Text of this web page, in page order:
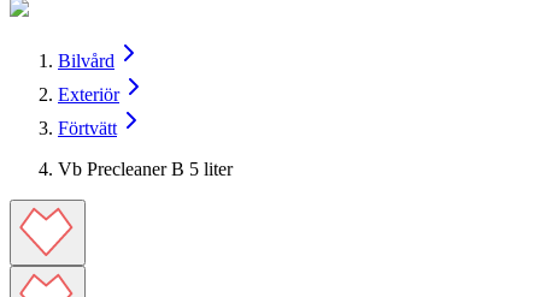
Bilvård
Exteriör
Förtvätt
Vb Precleaner B 5 liter